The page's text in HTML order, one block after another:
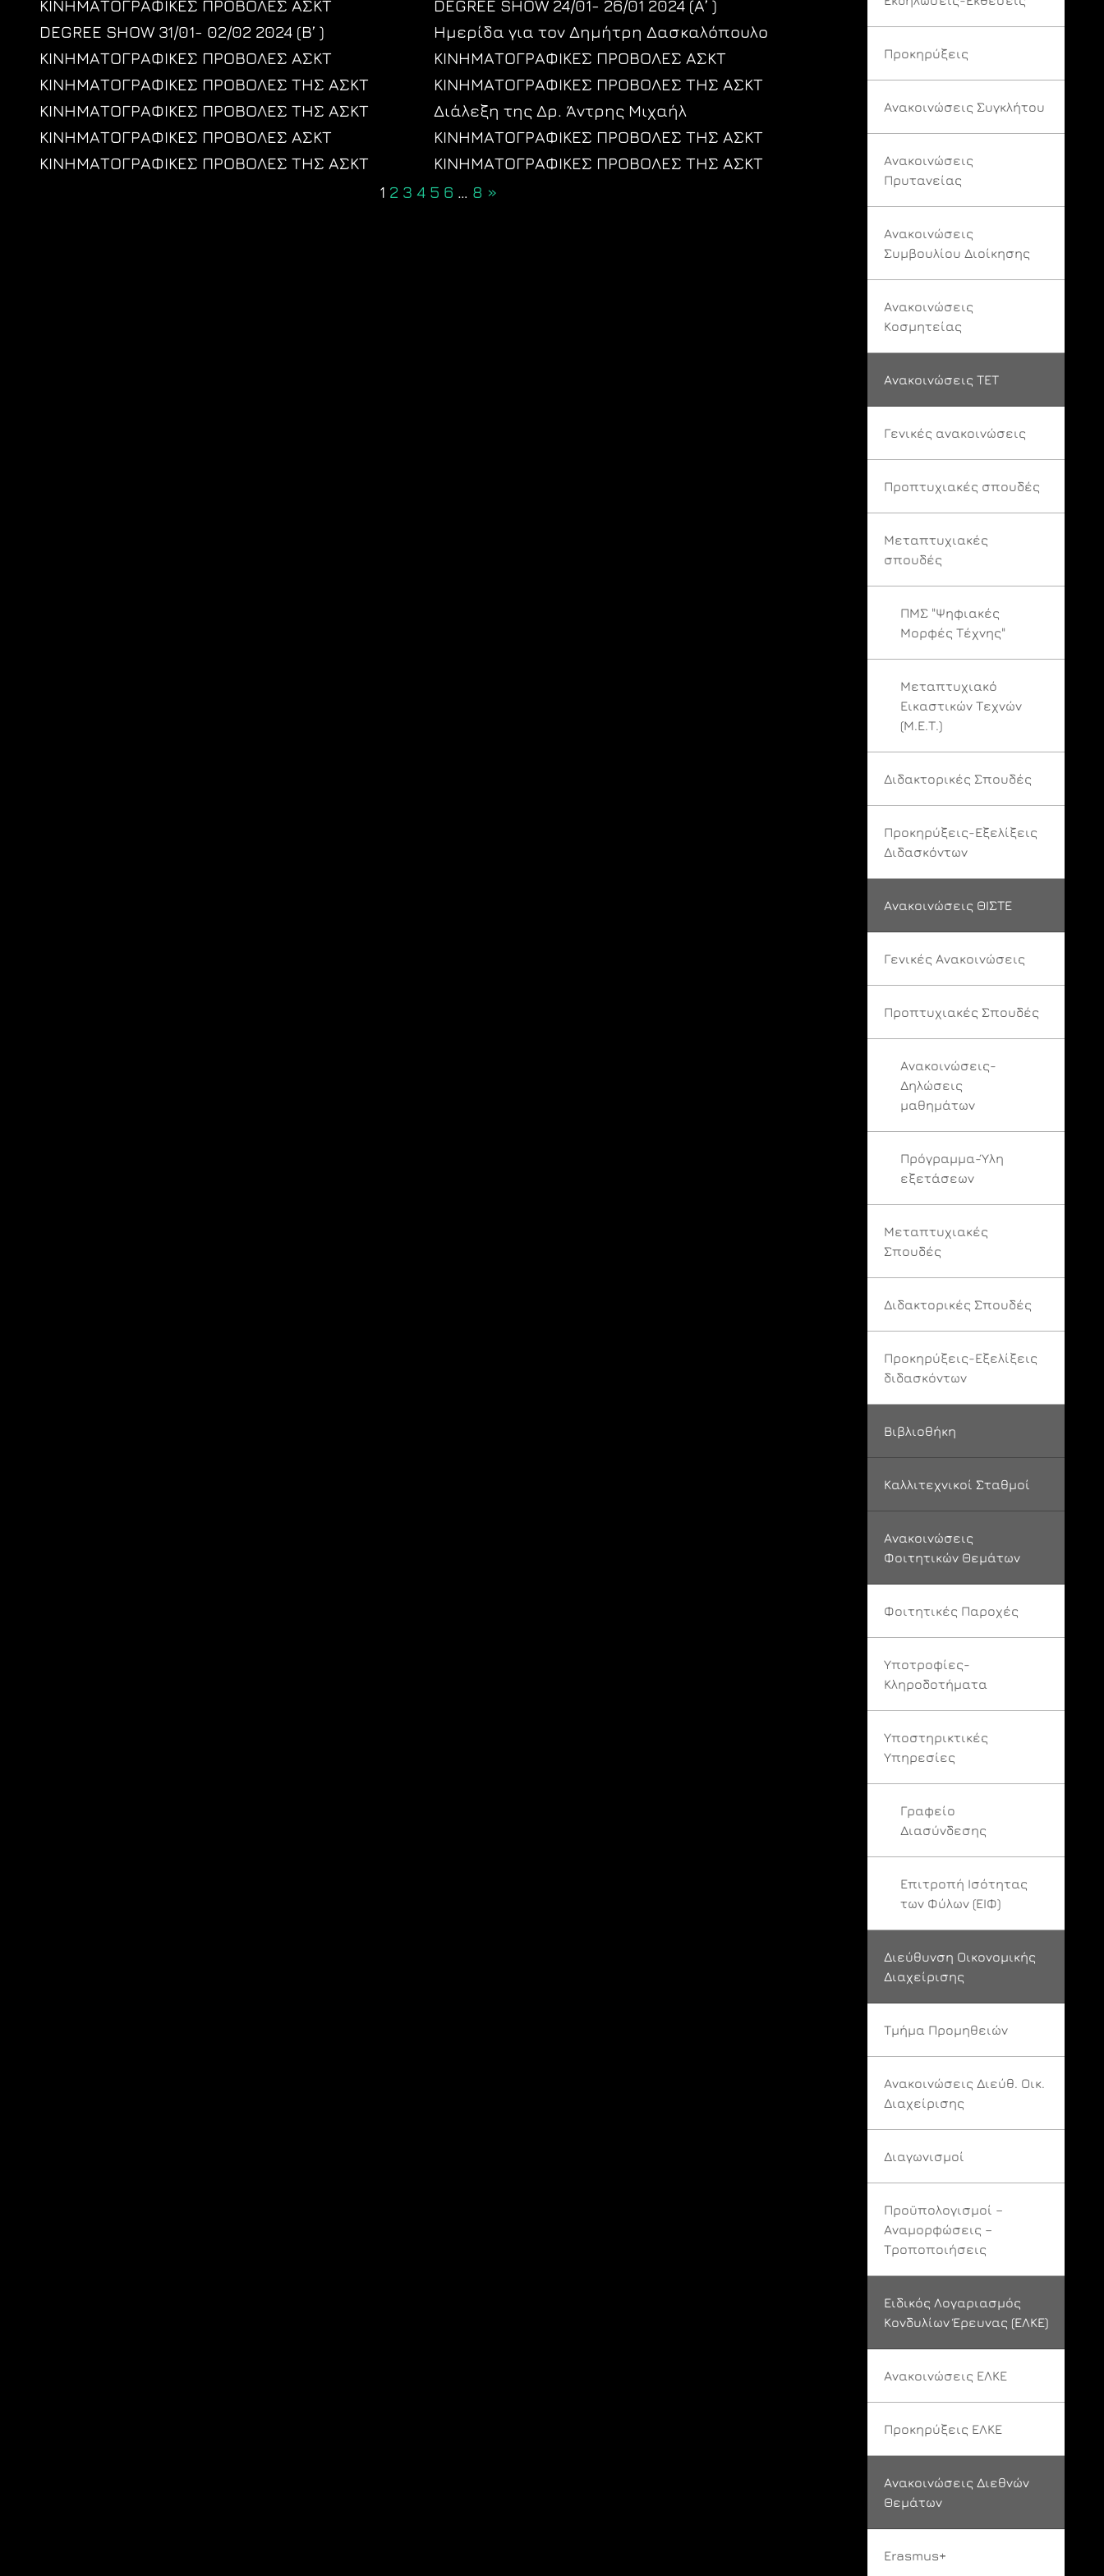
ΚΙΝΗΜΑΤΟΓΡΑΦΙΚΕΣ ΠΡΟΒΟΛΕΣ ΑΣΚΤ
DEGREE SHOW 24/01- 26/01 2024 (Α’ )
DEGREE SHOW 31/01- 02/02 2024 (Β’ )
Ημερίδα για τον Δημήτρη Δασκαλόπουλο
ΚΙΝΗΜΑΤΟΓΡΑΦΙΚΕΣ ΠΡΟΒΟΛΕΣ ΑΣΚΤ
ΚΙΝΗΜΑΤΟΓΡΑΦΙΚΕΣ ΠΡΟΒΟΛΕΣ ΑΣΚΤ
ΚΙΝΗΜΑΤΟΓΡΑΦΙΚΕΣ ΠΡΟΒΟΛΕΣ ΤΗΣ ΑΣΚΤ
ΚΙΝΗΜΑΤΟΓΡΑΦΙΚΕΣ ΠΡΟΒΟΛΕΣ ΤΗΣ ΑΣΚΤ
ΚΙΝΗΜΑΤΟΓΡΑΦΙΚΕΣ ΠΡΟΒΟΛΕΣ ΤΗΣ ΑΣΚΤ
Διάλεξη της Δρ. Άντρης Μιχαήλ
ΚΙΝΗΜΑΤΟΓΡΑΦΙΚΕΣ ΠΡΟΒΟΛΕΣ ΑΣΚΤ
ΚΙΝΗΜΑΤΟΓΡΑΦΙΚΕΣ ΠΡΟΒΟΛΕΣ ΤΗΣ ΑΣΚΤ
ΚΙΝΗΜΑΤΟΓΡΑΦΙΚΕΣ ΠΡΟΒΟΛΕΣ ΤΗΣ ΑΣΚΤ
ΚΙΝΗΜΑΤΟΓΡΑΦΙΚΕΣ ΠΡΟΒΟΛΕΣ ΤΗΣ ΑΣΚΤ
1 2 3 4 5 6 … 8 »
Προκηρύξεις
Ανακοινώσεις Συγκλήτου
Ανακοινώσεις
Πρυτανείας
Ανακοινώσεις
Συμβουλίου Διοίκησης
Ανακοινώσεις
Κοσμητείας
Ανακοινώσεις ΤΕΤ
Γενικές ανακοινώσεις
Προπτυχιακές σπουδές
Μεταπτυχιακές
σπουδές
ΠΜΣ "Ψηφιακές
Μορφές Τέχνης"
Μεταπτυχιακό
Εικαστικών Τεχνών
(Μ.Ε.Τ.)
Διδακτορικές Σπουδές
Προκηρύξεις-Εξελίξεις
Διδασκόντων
Ανακοινώσεις ΘΙΣΤΕ
Γενικές Ανακοινώσεις
Προπτυχιακές Σπουδές
Ανακοινώσεις-
Δηλώσεις
μαθημάτων
Πρόγραμμα-Ύλη
εξετάσεων
Μεταπτυχιακές
Σπουδές
Διδακτορικές Σπουδές
Προκηρύξεις-Εξελίξεις
διδασκόντων
Βιβλιοθήκη
Καλλιτεχνικοί Σταθμοί
Ανακοινώσεις
Φοιτητικών Θεμάτων
Φοιτητικές Παροχές
Υποτροφίες-
Κληροδοτήματα
Υποστηρικτικές
Υπηρεσίες
Γραφείο
Διασύνδεσης
Επιτροπή Ισότητας
των Φύλων (ΕΙΦ)
Διεύθυνση Οικονομικής
Διαχείρισης
Τμήμα Προμηθειών
Ανακοινώσεις Διεύθ. Οικ.
Διαχείρισης
Διαγωνισμοί
Προϋπολογισμοί –
Αναμορφώσεις –
Τροποποιήσεις
Ειδικός Λογαριασμός
Κονδυλίων Έρευνας (ΕΛΚΕ)
Ανακοινώσεις ΕΛΚΕ
Προκηρύξεις ΕΛΚΕ
Ανακοινώσεις Διεθνών
Θεμάτων
Erasmus+